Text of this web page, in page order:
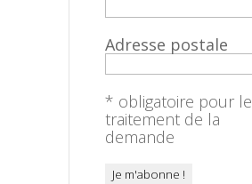
Adresse postale
* obligatoire pour le
traitement de la
demande